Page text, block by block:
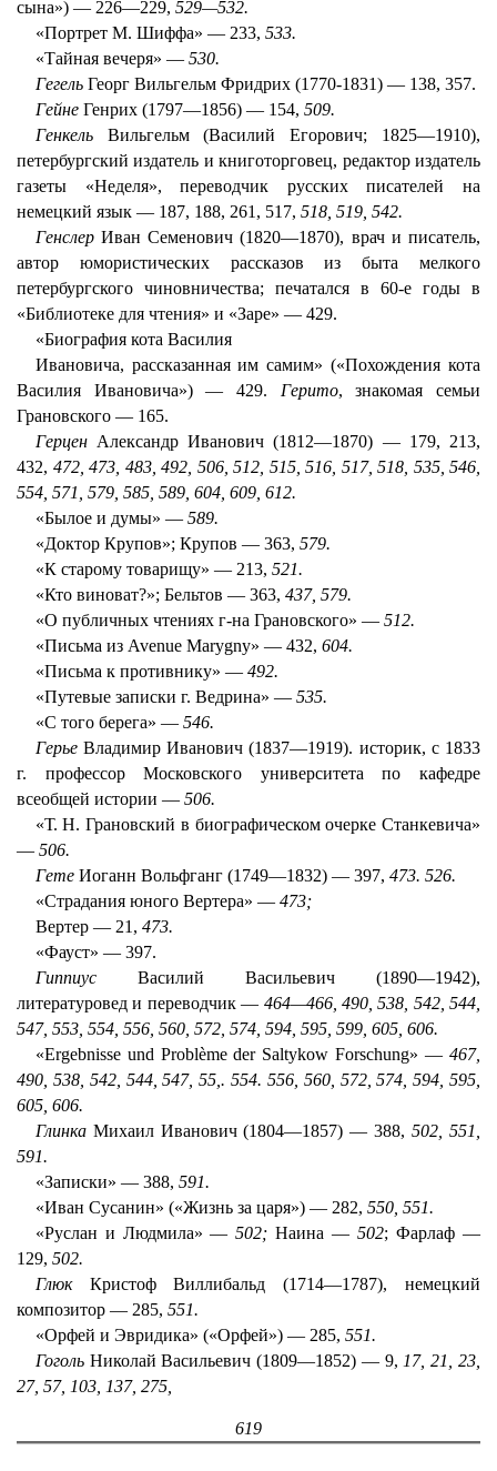
сына») — 226—229, 529—532.
«Портрет М. Шиффа» — 233, 533.
«Тайная вечеря» — 530.
Гегель Георг Вильгельм Фридрих (1770-1831) — 138, 357.
Гейне Генрих (1797—1856) — 154, 509.
Генкель Вильгельм (Василий Егорович; 1825—1910),
петербургский издатель и книготорговец, редактор издатель
газеты «Неделя», переводчик русских писателей на
немецкий язык — 187, 188, 261, 517, 518, 519, 542.
Генслер Иван Семенович (1820—1870), врач и писатель,
автор юмористических рассказов из быта мелкого
петербургского чиновничества; печатался в 60-е годы в
«Библиотеке для чтения» и «Заре» — 429.
«Биография кота Василия
Ивановича, рассказанная им самим» («Похождения кота
Василия Ивановича») — 429. Герито, знакомая семьи
Грановского — 165.
Герцен Александр Иванович (1812—1870) — 179, 213,
432, 472, 473, 483, 492, 506, 512, 515, 516, 517, 518, 535, 546,
554, 571, 579, 585, 589, 604, 609, 612.
«Былое и думы» — 589.
«Доктор Крупов»; Крупов — 363, 579.
«К старому товарищу» — 213, 521.
«Кто виноват?»; Бельтов — 363, 437, 579.
«О публичных чтениях г-на Грановского» — 512.
«Письма из Avenue Marygny» — 432, 604.
«Письма к противнику» — 492.
«Путевые записки г. Ведрина» — 535.
«С того берега» — 546.
Герье Владимир Иванович (1837—1919). историк, с 1833
г. профессор Московского университета по кафедре
всеобщей истории — 506.
«Т. Н. Грановский в биографическом очерке Станкевича»
— 506.
Гете Иоганн Вольфганг (1749—1832) — 397, 473. 526.
«Страдания юного Вертера» — 473;
Вертер — 21, 473.
«Фауст» — 397.
Гиппиус Василий Васильевич (1890—1942),
литературовед и переводчик — 464—466, 490, 538, 542, 544,
547, 553, 554, 556, 560, 572, 574, 594, 595, 599, 605, 606.
«Ergebnisse und Problème der Saltykow Forschung» — 467,
490, 538, 542, 544, 547, 55,. 554. 556, 560, 572, 574, 594, 595,
605, 606.
Глинка Михаил Иванович (1804—1857) — 388,502, 551,
591.
«Записки» — 388, 591.
«Иван Сусанин» («Жизнь за царя») — 282, 550, 551.
«Руслан и Людмила» —502;Наина —502; Фарлаф —
129, 502.
Глюк Кристоф Виллибальд (1714—1787), немецкий
композитор — 285, 551.
«Орфей и Эвридика» («Орфей») — 285, 551.
Гоголь Николай Васильевич (1809—1852) — 9, 17, 21, 23,
27, 57, 103, 137, 275,
619